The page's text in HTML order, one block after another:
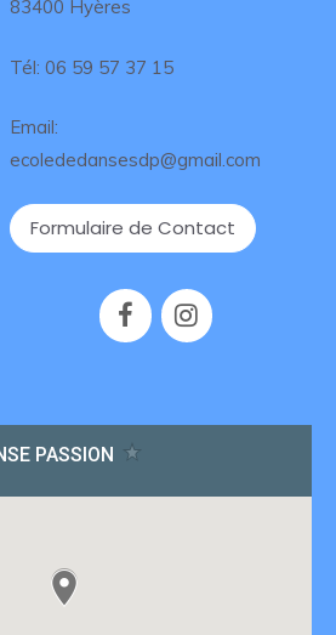
83400 Hyères
Tél:06 59 57 37 15
Email:
ecolededansesdp@gmail.com
Formulaire de Contact